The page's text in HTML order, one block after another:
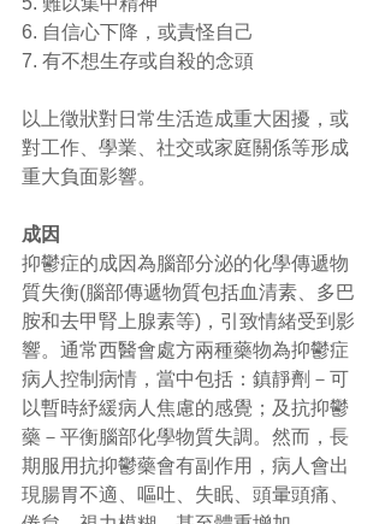
6. 自信心下降，或責怪自己
7. 有不想生存或自殺的念頭
以上徵狀對日常生活造成重大困擾，或
對工作、學業、社交或家庭關係等形成
重大負面影響。
成因
抑鬱症的成因為腦部分泌的化學傳遞物
質失衡(腦部傳遞物質包括血清素、多巴
胺和去甲腎上腺素等)，引致情緒受到影
響。通常西醫會處方兩種藥物為抑鬱症
病人控制病情，當中包括：鎮靜劑－可
以暫時紓緩病人焦慮的感覺；及抗抑鬱
藥－平衡腦部化學物質失調。然而，長
期服用抗抑鬱藥會有副作用，病人會出
現腸胃不適、嘔吐、失眠、頭暈頭痛、